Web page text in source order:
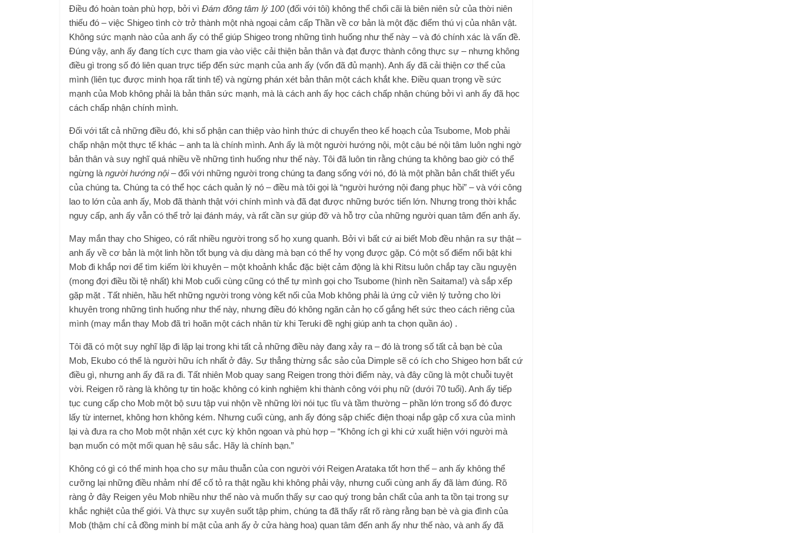
Điều đó hoàn toàn phù hợp, bởi vì Đám đông tâm lý 100(đối với tôi) không thể chối cãi là biên niên sử của thời niên
thiếu đó – việc Shigeo tình cờ trở thành một nhà ngoại cảm cấp Thần về cơ bản là một đặc điểm thú vị của nhân vật.
Không sức mạnh nào của anh ấy có thể giúp Shigeo trong những tình huống như thế này – và đó chính xác là vấn đề.
Đúng vậy, anh ấy đang tích cực tham gia vào việc cải thiện bản thân và đạt được thành công thực sự – nhưng không
điều gì trong số đó liên quan trực tiếp đến sức mạnh của anh ấy (vốn đã đủ mạnh). Anh ấy đã cải thiện cơ thể của
mình (liên tục được minh họa rất tinh tế) và ngừng phán xét bản thân một cách khắt khe. Điều quan trọng về sức
mạnh của Mob không phải là bản thân sức mạnh, mà là cách anh ấy học cách chấp nhận chúng bởi vì anh ấy đã học
cách chấp nhận chính mình.
Đối với tất cả những điều đó, khi số phận can thiệp vào hình thức di chuyển theo kế hoạch của Tsubome, Mob phải
chấp nhận một thực tế khác – anh ta là chính mình. Anh ấy là một người hướng nội, một cậu bé nội tâm luôn nghi ngờ
bản thân và suy nghĩ quá nhiều về những tình huống như thế này. Tôi đã luôn tin rằng chúng ta không bao giờ có thể
ngừng là người hướng nội– đối với những người trong chúng ta đang sống với nó, đó là một phần bản chất thiết yếu
của chúng ta. Chúng ta có thể học cách quản lý nó – điều mà tôi gọi là “người hướng nội đang phục hồi” – và với công
lao to lớn của anh ấy, Mob đã thành thật với chính mình và đã đạt được những bước tiến lớn. Nhưng trong thời khắc
nguy cấp, anh ấy vẫn có thể trở lại đánh máy, và rất cần sự giúp đỡ và hỗ trợ của những người quan tâm đến anh ấy.
May mắn thay cho Shigeo, có rất nhiều người trong số họ xung quanh. Bởi vì bất cứ ai biết Mob đều nhận ra sự thật –
anh ấy về cơ bản là một linh hồn tốt bụng và dịu dàng mà bạn có thể hy vọng được gặp. Có một số điểm nổi bật khi
Mob đi khắp nơi để tìm kiếm lời khuyên – một khoảnh khắc đặc biệt cảm động là khi Ritsu luôn chắp tay cầu nguyện
(mong đợi điều tồi tệ nhất) khi Mob cuối cùng cũng có thể tự mình gọi cho Tsubome (hình nền Saitama!) và sắp xếp
gặp mặt . Tất nhiên, hầu hết những người trong vòng kết nối của Mob không phải là ứng cử viên lý tưởng cho lời
khuyên trong những tình huống như thế này, nhưng điều đó không ngăn cản họ cố gắng hết sức theo cách riêng của
mình (may mắn thay Mob đã trì hoãn một cách nhân từ khi Teruki đề nghị giúp anh ta chọn quần áo) .
Tôi đã có một suy nghĩ lặp đi lặp lại trong khi tất cả những điều này đang xảy ra – đó là trong số tất cả bạn bè của
Mob, Ekubo có thể là người hữu ích nhất ở đây. Sự thẳng thừng sắc sảo của Dimple sẽ có ích cho Shigeo hơn bất cứ
điều gì, nhưng anh ấy đã ra đi. Tất nhiên Mob quay sang Reigen trong thời điểm này, và đây cũng là một chuỗi tuyệt
vời. Reigen rõ ràng là không tự tin hoặc không có kinh nghiệm khi thành công với phụ nữ (dưới 70 tuổi). Anh ấy tiếp
tục cung cấp cho Mob một bộ sưu tập vui nhộn về những lời nói tục tĩu và tầm thường – phần lớn trong số đó được
lấy từ internet, không hơn không kém. Nhưng cuối cùng, anh ấy đóng sập chiếc điện thoại nắp gập cổ xưa của mình
lại và đưa ra cho Mob một nhận xét cực kỳ khôn ngoan và phù hợp – “Không ích gì khi cứ xuất hiện với người mà
bạn muốn có một mối quan hệ sâu sắc. Hãy là chính bạn.”
Không có gì có thể minh họa cho sự mâu thuẫn của con người với Reigen Arataka tốt hơn thế – anh ấy không thể
cưỡng lại những điều nhảm nhí để cố tỏ ra thật ngầu khi không phải vậy, nhưng cuối cùng anh ấy đã làm đúng. Rõ
ràng ở đây Reigen yêu Mob nhiều như thế nào và muốn thấy sự cao quý trong bản chất của anh ta tồn tại trong sự
khắc nghiệt của thế giới. Và thực sự xuyên suốt tập phim, chúng ta đã thấy rất rõ ràng rằng bạn bè và gia đình của
Mob (thậm chí cả đồng minh bí mật của anh ấy ở cửa hàng hoa) quan tâm đến anh ấy như thế nào, và anh ấy đã